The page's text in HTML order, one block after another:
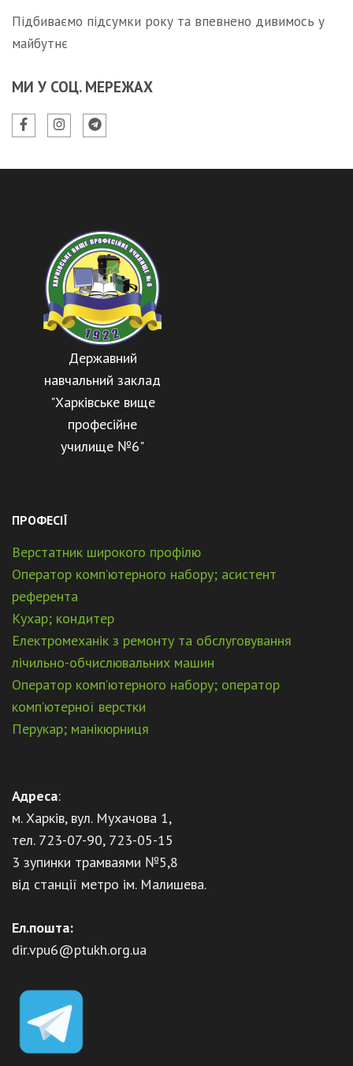
Підбиваємо підсумки року та впевнено дивимось у
майбутнє
МИ У СОЦ. МЕРЕЖАХ
Державний
навчальний заклад
"Харківське вище
професійне
училище №6"
ПРОФЕСІЇ
Верстатник широкого профілю
Оператор комп’ютерного набору; асистент
референта
Кухар; кондитер
Електромеханік з ремонту та обслуговування
лічильно-обчислювальних машин
Оператор комп’ютерного набору; оператор
комп’ютерної верстки
Перукар; манікюрниця
Адреса:
м. Харків, вул. Мухачова 1,
тел. 723-07-90, 723-05-15
3 зупинки трамваями №5,8
від станції метро ім. Малишева.
Ел.пошта:
dir.vpu6@ptukh.org.ua